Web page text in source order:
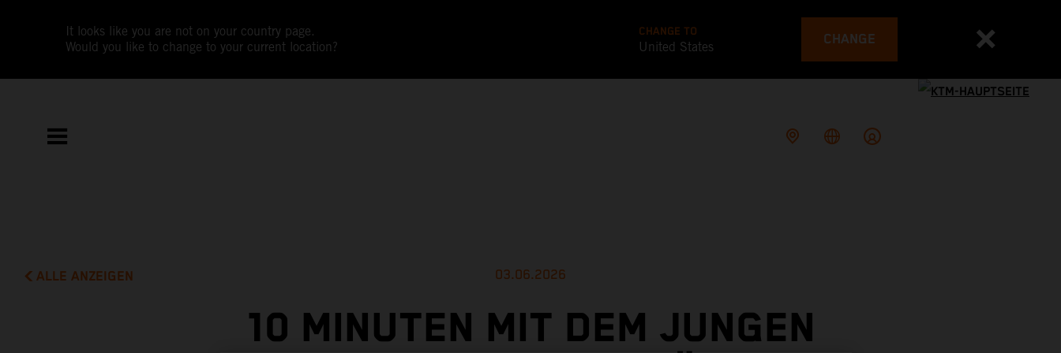
It looks like you are not on your country page.
Would you like to change to your current location?
CHANGE TO
United States CHANGE
ALLE ANZEIGEN 03.06.2026
10 MINUTEN MIT DEM JUNGEN